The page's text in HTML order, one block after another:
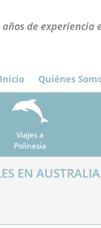
años de experiencia
Inicio Quiénes
Viajes a
Polinesia
EN